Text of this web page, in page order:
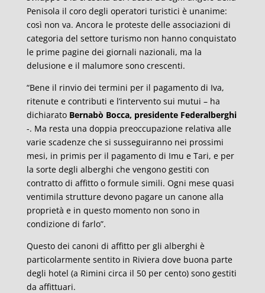
Penisola il coro degli operatori turistici è unanime:
così non va. Ancora le proteste delle associazioni di
categoria del settore turismo non hanno conquistato
le prime pagine dei giornali nazionali, ma la
delusione e il malumore sono crescenti.
“Bene il rinvio dei termini per il pagamento di Iva,
ritenute e contributi e l’intervento sui mutui – ha
dichiarato Bernabò Bocca, presidente Federalberghi
-. Ma resta una doppia preoccupazione relativa alle
varie scadenze che si susseguiranno nei prossimi
mesi, in primis per il pagamento di Imu e Tari, e per
la sorte degli alberghi che vengono gestiti con
contratto di affitto o formule simili. Ogni mese quasi
ventimila strutture devono pagare un canone alla
proprietà e in questo momento non sono in
condizione di farlo”.
Questo dei canoni di affitto per gli alberghi è
particolarmente sentito in Riviera dove buona parte
degli hotel (a Rimini circa il 50 per cento) sono gestiti
da affittuari.